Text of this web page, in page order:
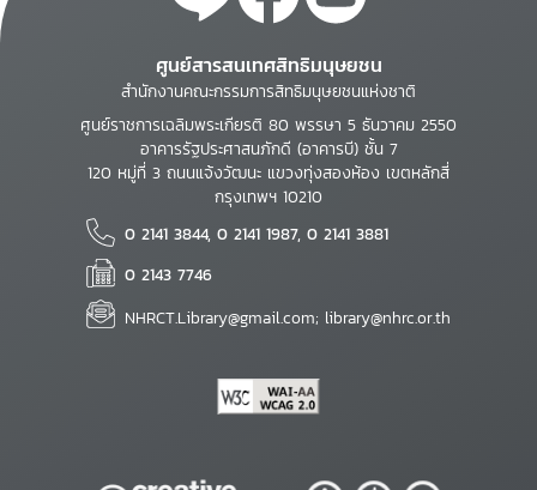
ศูนย์สารสนเทศสิทธิมนุษยชน
สำนักงานคณะกรรมการสิทธิมนุษยชนแห่งชาติ
ศูนย์ราชการเฉลิมพระเกียรติ 80 พรรษา 5 ธันวาคม 2550
อาคารรัฐประศาสนภักดี (อาคารบี) ชั้น 7
120 หมู่ที่ 3 ถนนแจ้งวัฒนะ แขวงทุ่งสองห้อง เขตหลักสี่
กรุงเทพฯ 10210
0 2141 3844, 0 2141 1987, 0 2141 3881
0 2143 7746
NHRCT.Library@gmail.com; library@nhrc.or.th